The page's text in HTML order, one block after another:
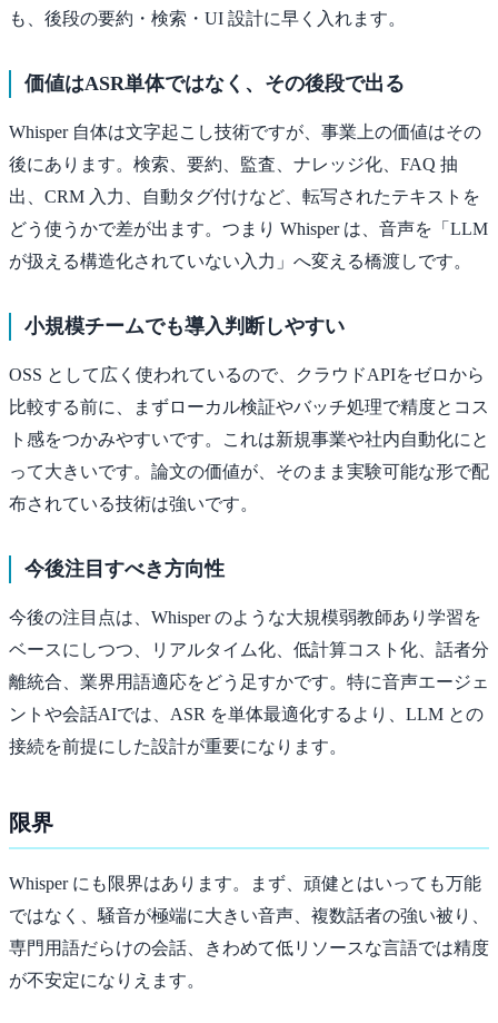
も、後段の要約・検索・UI 設計に早く入れます。
価値はASR単体ではなく、その後段で出る
Whisper 自体は文字起こし技術ですが、事業上の価値はその
後にあります。検索、要約、監査、ナレッジ化、FAQ 抽
出、CRM 入力、自動タグ付けなど、転写されたテキストを
どう使うかで差が出ます。つまり Whisper は、音声を「LLM
が扱える構造化されていない入力」へ変える橋渡しです。
小規模チームでも導入判断しやすい
OSS として広く使われているので、クラウドAPIをゼロから
比較する前に、まずローカル検証やバッチ処理で精度とコス
ト感をつかみやすいです。これは新規事業や社内自動化にと
って大きいです。論文の価値が、そのまま実験可能な形で配
布されている技術は強いです。
今後注目すべき方向性
今後の注目点は、Whisper のような大規模弱教師あり学習を
ベースにしつつ、リアルタイム化、低計算コスト化、話者分
離統合、業界用語適応をどう足すかです。特に音声エージェ
ントや会話AIでは、ASR を単体最適化するより、LLM との
接続を前提にした設計が重要になります。
限界
Whisper にも限界はあります。まず、頑健とはいっても万能
ではなく、騒音が極端に大きい音声、複数話者の強い被り、
専門用語だらけの会話、きわめて低リソースな言語では精度
が不安定になりえます。